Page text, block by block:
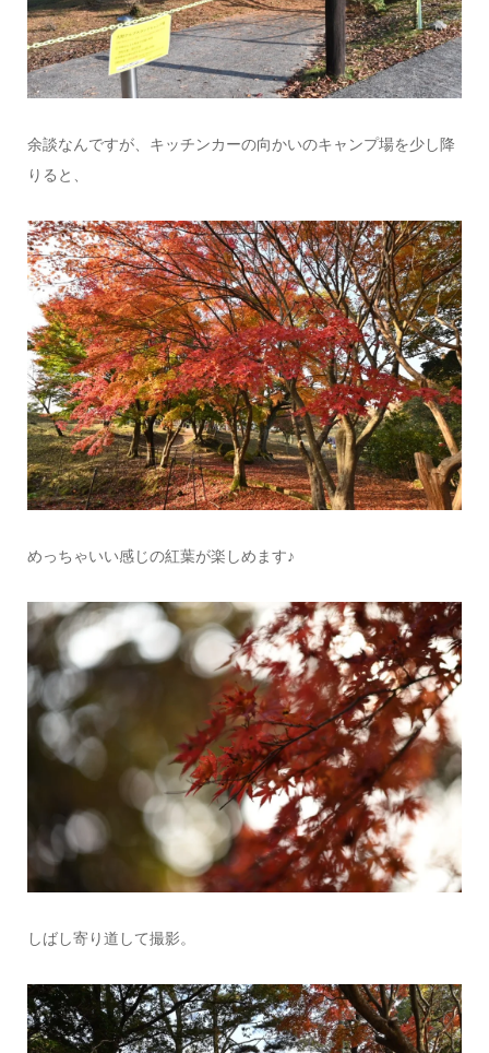
余談なんですが、キッチンカーの向かいのキャンプ場を少し降
りると、
めっちゃいい感じの紅葉が楽しめます♪
しばし寄り道して撮影。